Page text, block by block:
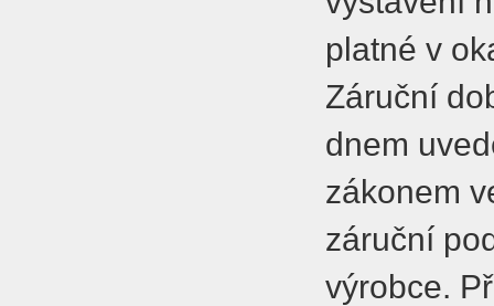
platné v
Záruční
dnem
zákonem
záruční
výrobce.